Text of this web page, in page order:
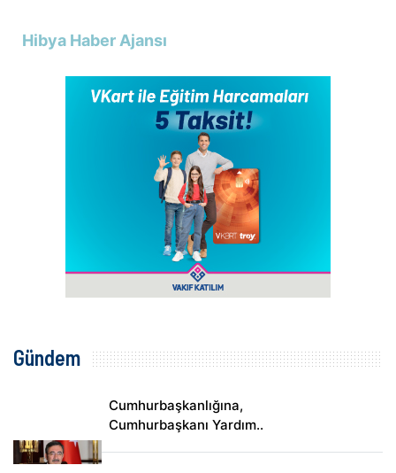
Hibya Haber Ajansı
Gündem
Cumhurbaşkanlığına,
Cumhurbaşkanı Yardım..